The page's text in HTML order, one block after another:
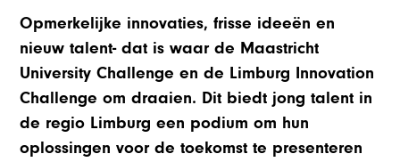
Opmerkelijke innovaties, frisse ideeën en
nieuw talent- dat is waar de Maastricht
University Challenge en de Limburg Innovation
Challenge om draaien. Dit biedt jong talent in
de regio Limburg een podium om hun
oplossingen voor de toekomst te presenteren